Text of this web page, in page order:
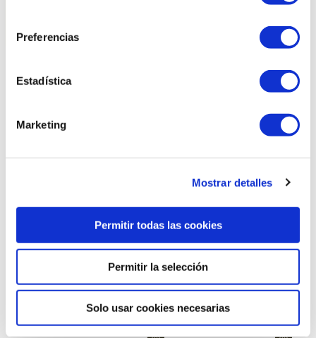
Preferencias
Estadística
Marketing
Mostrar detalles
Permitir todas las cookies
Permitir la selección
Solo usar cookies necesarias
Productos relacionados